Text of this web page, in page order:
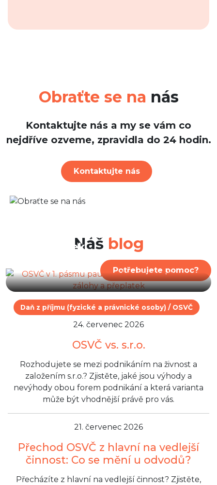
Obraťte se na nás
Kontaktujte nás a my se vám co
nejdříve ozveme, zpravidla do 24 hodin.
Kontaktujte nás
Potřebujete pomoc?
Náš blog
30. červenec 2026
režimu: Nová výše zálohy a
přeplatek
Daň z příjmu (fyzické a právnické osoby) / OSVČ
24. červenec 2026
OSVČ vs. s.r.o.
Rozhodujete se mezi podnikáním na živnost a
založením s.r.o.? Zjistěte, jaké jsou výhody a
nevýhody obou forem podnikání a která varianta
může být vhodnější právě pro vás.
21. červenec 2026
Přechod OSVČ z hlavní na vedlejší
činnost: Co se mění u odvodů?
Přecházíte z hlavní na vedlejší činnost? Zjistěte,